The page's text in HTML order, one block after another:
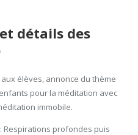
détails des
élèves, annonce du thème
pour la méditation avec
immobile.
Respirations profondes puis